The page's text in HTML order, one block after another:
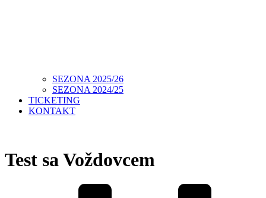
SEZONA 2025/26
SEZONA 2024/25
TICKETING
KONTAKT
Test sa Voždovcem